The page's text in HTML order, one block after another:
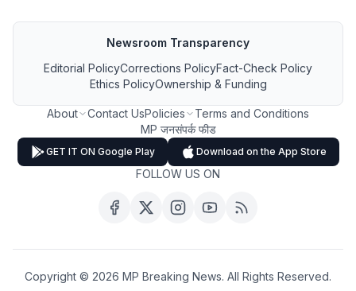
Newsroom Transparency
Editorial PolicyCorrections PolicyFact-Check Policy
Ethics PolicyOwnership & Funding
About Contact UsPolicies
Terms and Conditions
MP जनसंपर्क फीड
GET IT ON Google Play Download on the App Store
FOLLOW US ON
Copyright © 2026 MP Breaking News. All Rights Reserved.